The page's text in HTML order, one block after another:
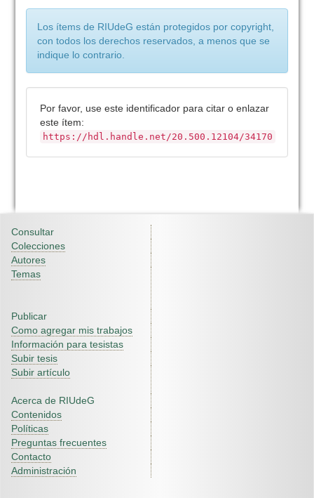
Los ítems de RIUdeG están protegidos por copyright,
con todos los derechos reservados, a menos que se
indique lo contrario.
Por favor, use este identificador para citar o enlazar
este ítem:
https://hdl.handle.net/20.500.12104/34170
Consultar
Colecciones
Autores
Temas
Publicar
Como agregar mis trabajos
Información para tesistas
Subir tesis
Subir artículo
Acerca de RIUdeG
Contenidos
Políticas
Preguntas frecuentes
Contacto
Administración